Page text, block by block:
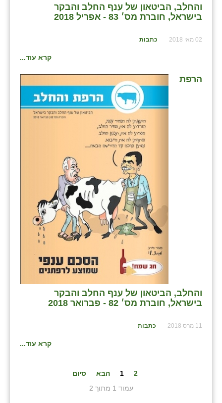
והחלב, הביטאון של ענף החלב והבקר
בישראל, חוברת מס׳ 83 - אפריל 2018
02 מאי 2018 כתבות
קרא עוד...
הרפת
והחלב, הביטאון של ענף החלב והבקר
בישראל, חוברת מס׳ 82 - פברואר 2018
11 מרס 2018 כתבות
קרא עוד...
1 2 הבא
סיום
עמוד 1 מתוך 2